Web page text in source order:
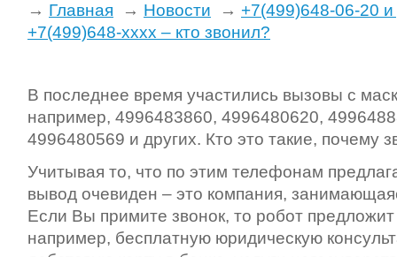
→ Главная → Новости → +7(499)648-06-20
+7(499)648-xxxx – кто звонил?
В последнее время участились вызовы с
например, 4996483860, 4996480620,
4996480569 и других. Кто это такие, почему
Учитывая то, что по этим телефонам
вывод очевиден – это компания,
Если Вы примите звонок, то робот
например, бесплатную юридическую